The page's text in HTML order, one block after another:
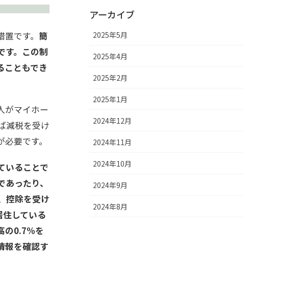
です。 簡
す。この制
こともでき
がマイホー
減税を受け
要です。
いることで
ったり、
控除を受け
している
の0.7%を
報を確認す
アーカイブ
2025年5月
2025年4月
2025年2月
2025年1月
2024年12月
2024年11月
2024年10月
2024年9月
2024年8月